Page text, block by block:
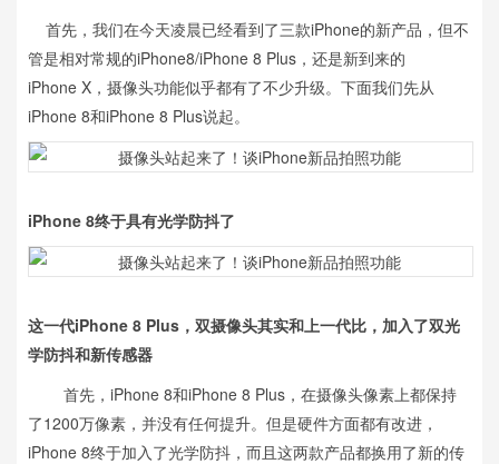
首先，我们在今天凌晨已经看到了三款iPhone的新产品，但不
管是相对常规的iPhone8/iPhone 8 Plus，还是新到来的
iPhone X，摄像头功能似乎都有了不少升级。下面我们先从
iPhone 8和iPhone 8 Plus说起。
iPhone 8终于具有光学防抖了
这一代iPhone 8 Plus，双摄像头其实和上一代比，加入了双光
学防抖和新传感器
首先，iPhone 8和iPhone 8 Plus，在摄像头像素上都保持
了1200万像素，并没有任何提升。但是硬件方面都有改进，
iPhone 8终于加入了光学防抖，而且这两款产品都换用了新的传